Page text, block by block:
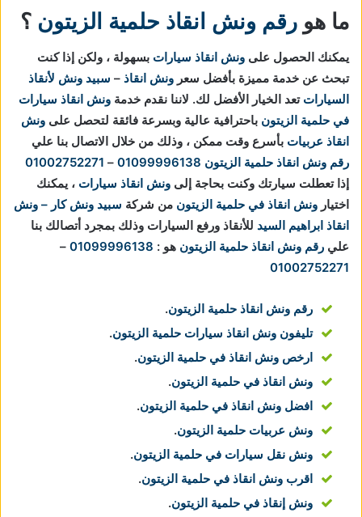
ما هو رقم ونش انقاذ حلمية الزيتون ؟
يمكنك الحصول على ونش انقاذ سيارات بسهولة ، ولكن إذا كنت
تبحث عن خدمة مميزة بأفضل سعر ونش انقاذ – سبيد ونش لأنقاذ
السيارات تعد الخيار الأفضل لك. لاننا نقدم خدمة ونش انقاذ سيارات
في حلمية الزيتون باحترافية عالية وبسرعة فائقة لتحصل على ونش
انقاذ عربيات بأسرع وقت ممكن ، وذلك من خلال الاتصال بنا علي
رقم ونش انقاذ حلمية الزيتون 01099996138
–
01002752271
إذا تعطلت سيارتك وكنت بحاجة إلى ونش انقاذ سيارات ، يمكنك
اختيار ونش انقاذ في حلمية الزيتون من شركة سبيد ونش كار – ونش
انقاذ ابراهيم السيد للأنقاذ ورفع السيارات وذلك بمجرد أتصالك بنا
علي رقم ونش انقاذ حلمية الزيتون هو : 01099996138
–
01002752271
رقم ونش انقاذ حلمية الزيتون.
تليفون ونش انقاذ سيارات حلمية الزيتون.
ارخص ونش انقاذ في حلمية الزيتون.
ونش انقاذ في حلمية الزيتون.
افضل ونش انقاذ في حلمية الزيتون.
ونش عربيات حلمية الزيتون.
ونش نقل سيارات في حلمية الزيتون.
اقرب ونش انقاذ في حلمية الزيتون.
ونش إنقاذ في حلمية الزيتون.